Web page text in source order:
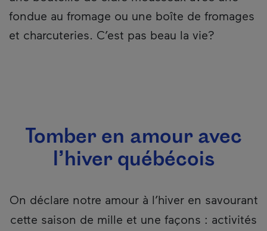
fondue au fromage ou une boîte de fromages
et charcuteries. C’est pas beau la vie?
Tomber en amour avec
l’hiver québécois
On déclare notre amour à l’hiver en savourant
cette saison de mille et une façons : activités